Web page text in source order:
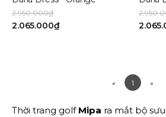
2.950.000₫
2.065.000₫
« 1 »
Thời trang golf Mipa ra mắt bộ